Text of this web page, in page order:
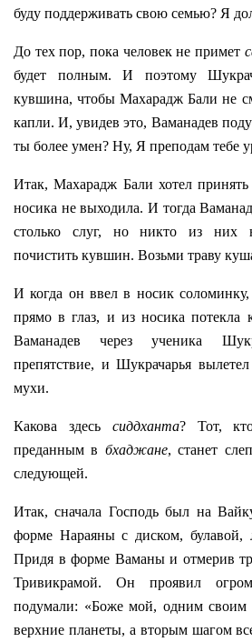
буду поддерживать свою семью? Я
До тех пор, пока человек не примет
будет полным. И поэтому
кувшина, чтобы Махарадж Бали не
капли. И, увидев это, Ваманадев
ты более умен? Ну, Я преподам тебе
Итак, Махарадж Бали хотел
носика не выходила. И тогда
столько слуг, но никто из них
почистить кувшин. Возьми траву
И когда он ввел в носик
прямо в глаз, и из носика потекла
Ваманадев через ученика
препятствие, и Шукрачарья
мухи.
Какова здесь сиддханта? Тот,
преданным в бхаджане, станет
следующей.
Итак, сначала Господь был на
форме Нараяны с диском, булавой,
Придя в форме Ваманы и отмерив
Тривикрамой. Он проявил
подумали: «Боже мой, одним
верхние планеты, а вторым шагом